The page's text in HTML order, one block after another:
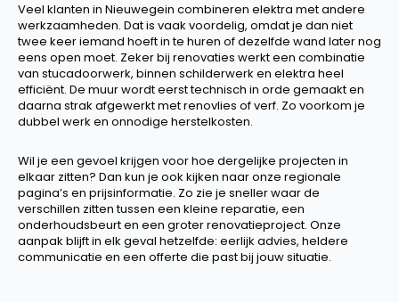
Veel klanten in Nieuwegein combineren elektra met andere
werkzaamheden. Dat is vaak voordelig, omdat je dan niet
twee keer iemand hoeft in te huren of dezelfde wand later nog
eens open moet. Zeker bij renovaties werkt een combinatie
van stucadoorwerk, binnen schilderwerk en elektra heel
efficiënt. De muur wordt eerst technisch in orde gemaakt en
daarna strak afgewerkt met renovlies of verf. Zo voorkom je
dubbel werk en onnodige herstelkosten.
Wil je een gevoel krijgen voor hoe dergelijke projecten in
elkaar zitten? Dan kun je ook kijken naar onze regionale
pagina’s en prijsinformatie. Zo zie je sneller waar de
verschillen zitten tussen een kleine reparatie, een
onderhoudsbeurt en een groter renovatieproject. Onze
aanpak blijft in elk geval hetzelfde: eerlijk advies, heldere
communicatie en een offerte die past bij jouw situatie.